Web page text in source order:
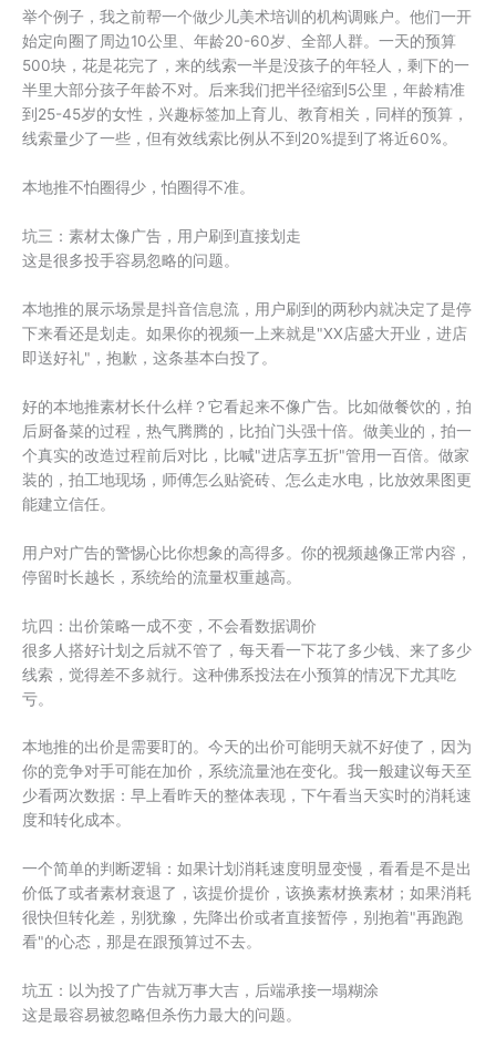
举个例子，我之前帮一个做少儿美术培训的机构调账户。他们一开
始定向圈了周边10公里、年龄20-60岁、全部人群。一天的预算
500块，花是花完了，来的线索一半是没孩子的年轻人，剩下的一
半里大部分孩子年龄不对。后来我们把半径缩到5公里，年龄精准
到25-45岁的女性，兴趣标签加上育儿、教育相关，同样的预算，
线索量少了一些，但有效线索比例从不到20%提到了将近60%。
本地推不怕圈得少，怕圈得不准。
坑三：素材太像广告，用户刷到直接划走
这是很多投手容易忽略的问题。
本地推的展示场景是抖音信息流，用户刷到的两秒内就决定了是停
下来看还是划走。如果你的视频一上来就是"XX店盛大开业，进店
即送好礼"，抱歉，这条基本白投了。
好的本地推素材长什么样？它看起来不像广告。比如做餐饮的，拍
后厨备菜的过程，热气腾腾的，比拍门头强十倍。做美业的，拍一
个真实的改造过程前后对比，比喊"进店享五折"管用一百倍。做家
装的，拍工地现场，师傅怎么贴瓷砖、怎么走水电，比放效果图更
能建立信任。
用户对广告的警惕心比你想象的高得多。你的视频越像正常内容，
停留时长越长，系统给的流量权重越高。
坑四：出价策略一成不变，不会看数据调价
很多人搭好计划之后就不管了，每天看一下花了多少钱、来了多少
线索，觉得差不多就行。这种佛系投法在小预算的情况下尤其吃
亏。
本地推的出价是需要盯的。今天的出价可能明天就不好使了，因为
你的竞争对手可能在加价，系统流量池在变化。我一般建议每天至
少看两次数据：早上看昨天的整体表现，下午看当天实时的消耗速
度和转化成本。
一个简单的判断逻辑：如果计划消耗速度明显变慢，看看是不是出
价低了或者素材衰退了，该提价提价，该换素材换素材；如果消耗
很快但转化差，别犹豫，先降出价或者直接暂停，别抱着"再跑跑
看"的心态，那是在跟预算过不去。
坑五：以为投了广告就万事大吉，后端承接一塌糊涂
这是最容易被忽略但杀伤力最大的问题。